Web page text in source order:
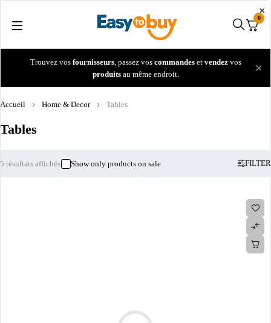
Trouvez vos fournisseurs, passez vos commandeset vendezvos
produitsau même endroit.
0
Tables
Accueil Home & Decor Tables
FILTER
5 résultats affichés Show only products on sale